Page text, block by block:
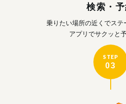
検索・
乗りたい場所の近くでステ
アプリでサクッと予
STEP
03